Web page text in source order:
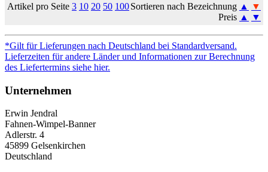
Artikel pro Seite 3 10 20 50 100Sortieren nach Bezeichnung ▲
▼
Preis ▲ ▼
*Gilt für Lieferungen nach Deutschland bei Standardversand.
Lieferzeiten für andere Länder und Informationen zur Berechnung
des Liefertermins siehe hier.
Unternehmen
Erwin Jendral
Fahnen-Wimpel-Banner
Adlerstr. 4
45899 Gelsenkirchen
Deutschland